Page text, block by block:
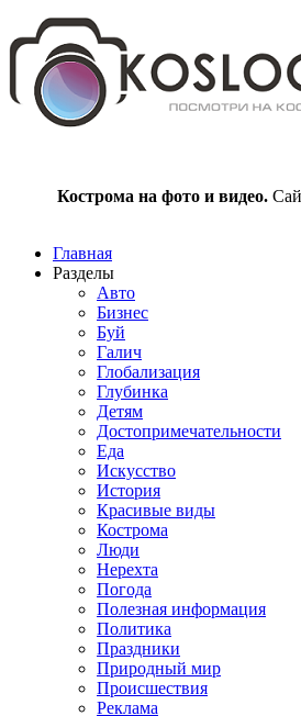
Кострома на фото и видео.
Главная
Разделы
Авто
Бизнес
Буй
Галич
Глобализация
Глубинка
Детям
Достопримечательности
Еда
Искусство
История
Красивые виды
Кострома
Люди
Нерехта
Погода
Полезная информация
Политика
Праздники
Природный мир
Происшествия
Реклама